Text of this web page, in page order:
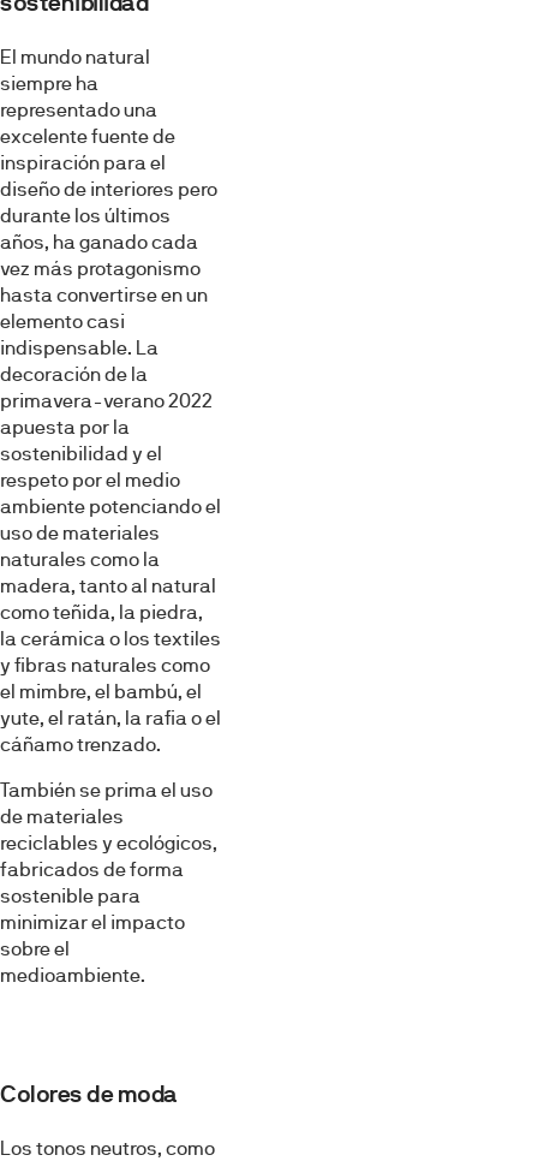
El mundo natural
siempre ha
representado una
excelente fuente de
inspiración para el
diseño de interiores pero
durante los últimos
años, ha ganado cada
vez más protagonismo
hasta convertirse en un
elemento casi
indispensable. La
decoración de la
primavera-verano 2022
apuesta por la
sostenibilidad y el
respeto por el medio
ambiente potenciando el
uso de materiales
naturales como la
madera, tanto al natural
como teñida, la piedra,
la cerámica o los textiles
y fibras naturales como
el mimbre, el bambú, el
yute, el ratán, la rafia o el
cáñamo trenzado.
También se prima el uso
de materiales
reciclables y ecológicos,
fabricados de forma
sostenible para
minimizar el impacto
sobre el
medioambiente.
Colores de moda
Los tonos neutros, como